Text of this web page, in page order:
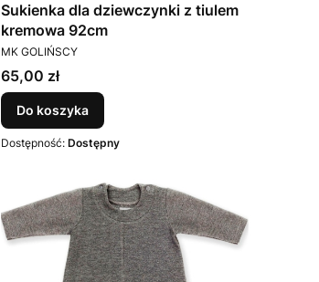
Sukienka dla dziewczynki z tiulem
kremowa 92cm
PRODUCENT
MK GOLIŃSCY
Cena
65,00 zł
Do koszyka
Dostępność: Dostępny